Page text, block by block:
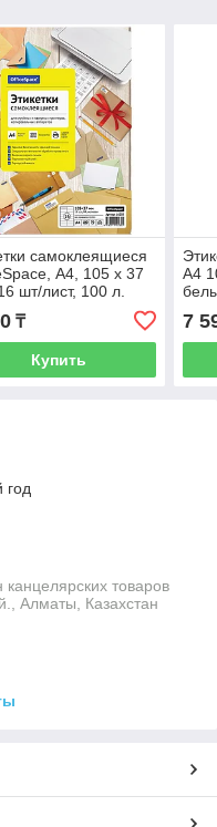
самоклеящиеся
А4, 105 х 37
шт/лист, 100 л.
₸
Купить
А4
7
год
товаров
Алматы, Казахстан